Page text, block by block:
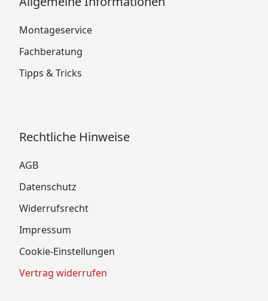
Montageservice
Fachberatung
Tipps & Tricks
Rechtliche Hinweise
AGB
Datenschutz
Widerrufsrecht
Impressum
Cookie-Einstellungen
Vertrag widerrufen